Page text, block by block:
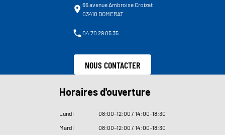
66 avenue Ambroise Croizat
03410 DOMERAT
04 70 29 05 35
NOUS CONTACTER
Horaires d'ouverture
Lundi 08:00–12:00 / 14:00–18:30
Mardi
08:00–12:00 / 14:00–18:30